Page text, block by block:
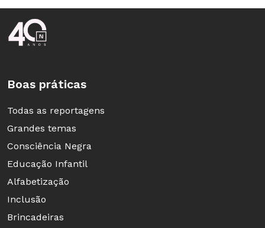
Rodapé da Nova Escola
Boas práticas
Todas as reportagens
Grandes temas
Consciência Negra
Educação Infantil
Alfabetização
Inclusão
Brincadeiras